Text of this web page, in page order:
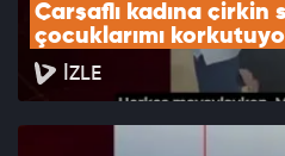
Çarşaflı kadına çirkin
çocuklarımı
İZLE